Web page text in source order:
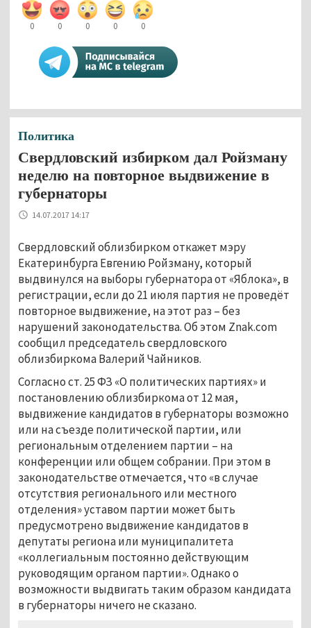
0 0 0 0 0
Политика
Свердловский избирком дал Ройзману
неделю на повторное выдвижение в
губернаторы
14.07.2017 14:17
Свердловский облизбирком откажет мэру
Екатеринбурга Евгению Ройзману, который
выдвинулся на выборы губернатора от «Яблока», в
регистрации, если до 21 июля партия не проведёт
повторное выдвижение, на этот раз – без
нарушений законодательства. Об этом Znak.com
сообщил председатель свердловского
облизбиркома Валерий Чайников.
Согласно ст. 25 ФЗ «О политических партиях» и
постановлению облизбиркома от 12 мая,
выдвижение кандидатов в губернаторы возможно
или на съезде политической партии, или
региональным отделением партии – на
конференции или общем собрании. При этом в
законодательстве отмечается, что «в случае
отсутствия регионального или местного
отделения» уставом партии может быть
предусмотрено выдвижение кандидатов в
депутаты региона или муниципалитета
«коллегиальным постоянно действующим
руководящим органом партии». Однако о
возможности выдвигать таким образом кандидата
в губернаторы ничего не сказано.